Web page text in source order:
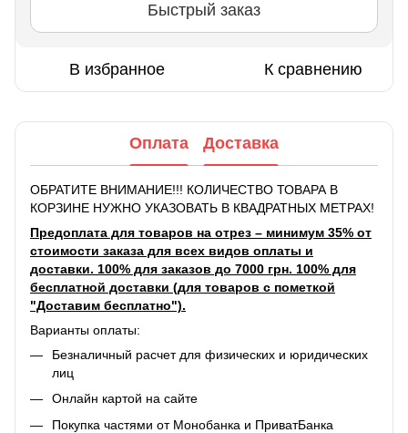
Быстрый заказ
В избранное К сравнению
Оплата Доставка
ОБРАТИТЕ ВНИМАНИЕ!!! КОЛИЧЕСТВО ТОВАРА В
КОРЗИНЕ НУЖНО УКАЗОВАТЬ В КВАДРАТНЫХ МЕТРАХ!
Предоплата для товаров на отрез – минимум 35% от
стоимости заказа для всех видов оплаты и
доставки. 100% для заказов до 7000 грн. 100% для
бесплатной доставки (для товаров с пометкой
"Доставим бесплатно").
Варианты оплаты:
Безналичный расчет для физических и юридических
лиц
Онлайн картой на сайте
Покупка частями от Монобанка и ПриватБанка